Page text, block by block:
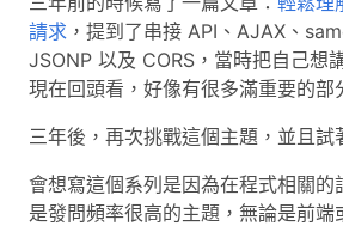
請求 ，提到了串接 API、AJAX、
JSONP 以及 CORS，當時把自己想
現在回頭看，好像有很多滿重要的部
三年後，再次挑戰這個主題，並且試
會想寫這個系列是因為在程式相關的
是發問頻率很高的主題，無論是前端